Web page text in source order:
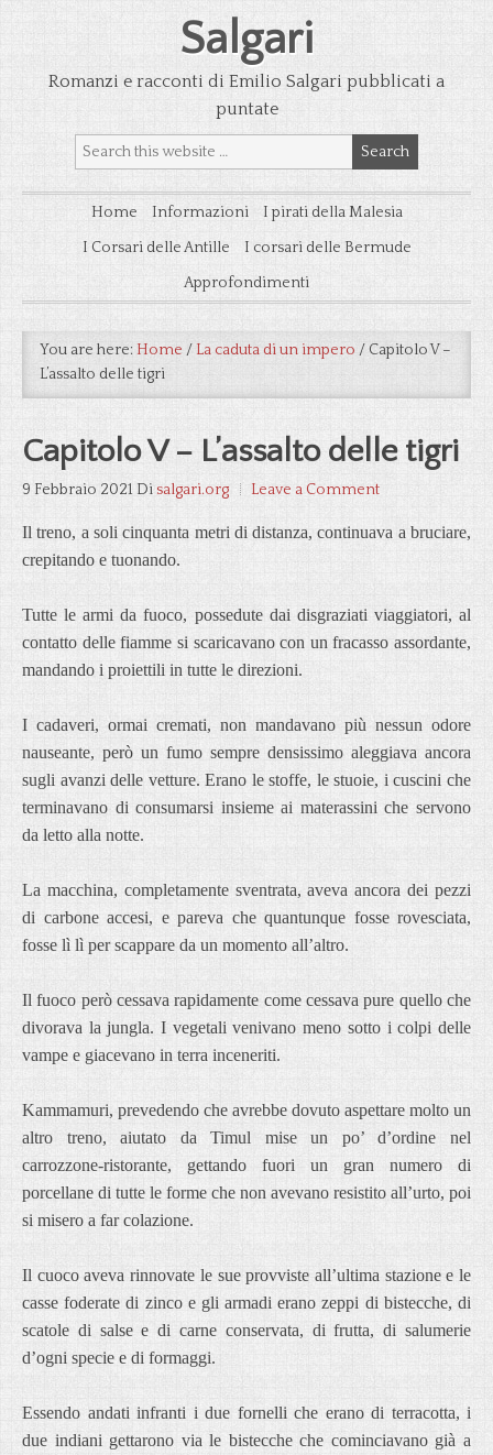
Salgari
Romanzi e racconti di Emilio Salgari pubblicati a
puntate
Home Informazioni
I pirati della Malesia
I Corsari delle Antille
I corsari delle Bermude
Approfondimenti
You are here: Home /La caduta di un impero / Capitolo V –
L’assalto delle tigri
Capitolo V – L’assalto delle tigri
9 Febbraio 2021 Di salgari.org Leave a Comment
Il treno, a soli cinquanta metri di distanza, continuava a bruciare,
crepitando e tuonando.
Tutte le armi da fuoco, possedute dai disgraziati viaggiatori, al
contatto delle fiamme si scaricavano con un fracasso assordante,
mandando i proiettili in tutte le direzioni.
I cadaveri, ormai cremati, non mandavano più nessun odore
nauseante, però un fumo sempre densissimo aleggiava ancora
sugli avanzi delle vetture. Erano le stoffe, le stuoie, i cuscini che
terminavano di consumarsi insieme ai materassini che servono
da letto alla notte.
La macchina, completamente sventrata, aveva ancora dei pezzi
di carbone accesi, e pareva che quantunque fosse rovesciata,
fosse lì lì per scappare da un momento all’altro.
Il fuoco però cessava rapidamente come cessava pure quello che
divorava la jungla. I vegetali venivano meno sotto i colpi delle
vampe e giacevano in terra inceneriti.
Kammamuri, prevedendo che avrebbe dovuto aspettare molto un
altro treno, aiutato da Timul mise un po’ d’ordine nel
carrozzone-ristorante, gettando fuori un gran numero di
porcellane di tutte le forme che non avevano resistito all’urto, poi
si misero a far colazione.
Il cuoco aveva rinnovate le sue provviste all’ultima stazione e le
casse foderate di zinco e gli armadi erano zeppi di bistecche, di
scatole di salse e di carne conservata, di frutta, di salumerie
d’ogni specie e di formaggi.
Essendo andati infranti i due fornelli che erano di terracotta, i
due indiani gettarono via le bistecche che cominciavano già a